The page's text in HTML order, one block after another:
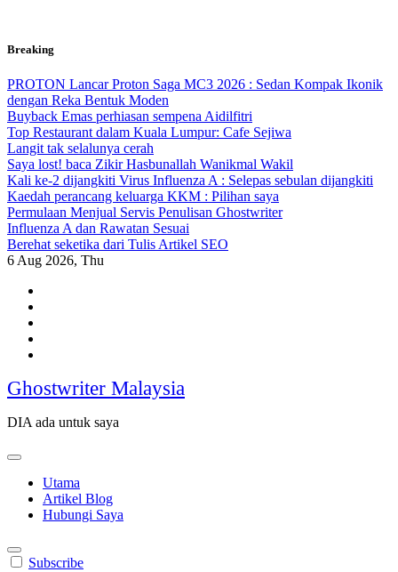
Skip
content
Breaking
PROTON Lancar Proton Saga MC3 2026 : Sedan Kompak Ikonik
dengan Reka Bentuk Moden
Buyback Emas perhiasan sempena Aidilfitri
Top Restaurant dalam Kuala Lumpur: Cafe Sejiwa
Langit tak selalunya cerah
Saya lost! baca Zikir Hasbunallah Wanikmal Wakil
Kali ke-2 dijangkiti Virus Influenza A : Selepas sebulan dijangkiti
Kaedah perancang keluarga KKM : Pilihan saya
Permulaan Menjual Servis Penulisan Ghostwriter
Influenza A dan Rawatan Sesuai
Berehat seketika dari Tulis Artikel SEO
6 Aug 2026, Thu
Ghostwriter Malaysia
DIA ada untuk saya
Utama
Artikel Blog
Hubungi Saya
Subscribe